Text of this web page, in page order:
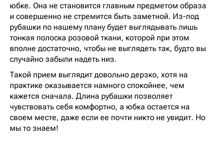
юбке. Она не становится главным предметом образа
и совершенно не стремится быть заметной. Из-под
рубашки по нашему плану будет выглядывать лишь
тонкая полоска розовой ткани, которой при этом
вполне достаточно, чтобы не выглядеть так, будто вы
случайно забыли надеть низ.
Такой прием выглядит довольно дерзко, хотя на
практике оказывается намного спокойнее, чем
кажется сначала. Длина рубашки позволяет
чувствовать себя комфортно, а юбка остается на
своем месте, даже если ее почти никто не увидит. Но
мы то знаем!